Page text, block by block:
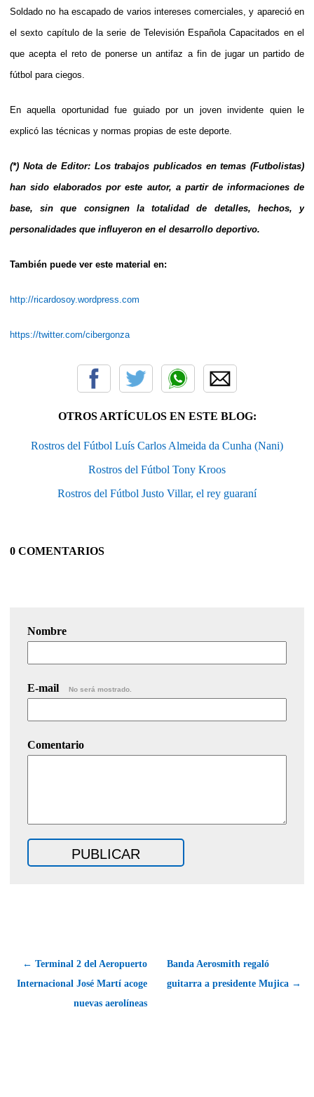
Soldado no ha escapado de varios intereses comerciales, y apareció en
el sexto capítulo de la serie de Televisión Española Capacitados en el
que acepta el reto de ponerse un antifaz a fin de jugar un partido de
fútbol para ciegos.
En aquella oportunidad fue guiado por un joven invidente quien le
explicó las técnicas y normas propias de este deporte.
(*) Nota de Editor: Los trabajos publicados en temas (Futbolistas)
han sido elaborados por este autor, a partir de informaciones de
base, sin que consignen la totalidad de detalles, hechos, y
personalidades que influyeron en el desarrollo deportivo.
También puede ver este material en:
http://ricardosoy.wordpress.com
https://twitter.com/cibergonza
OTROS ARTÍCULOS EN ESTE BLOG:
Rostros del Fútbol Luís Carlos Almeida da Cunha (Nani)
Rostros del Fútbol Tony Kroos
Rostros del Fútbol Justo Villar, el rey guaraní
0 COMENTARIOS
Nombre
E-mail No será mostrado.
Comentario
← Terminal 2 del Aeropuerto
Internacional José Martí acoge
nuevas aerolíneas
Banda Aerosmith regaló
guitarra a presidente Mujica →